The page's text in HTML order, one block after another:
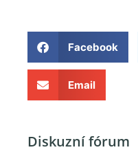
Facebook
Email
Diskuzní fórum